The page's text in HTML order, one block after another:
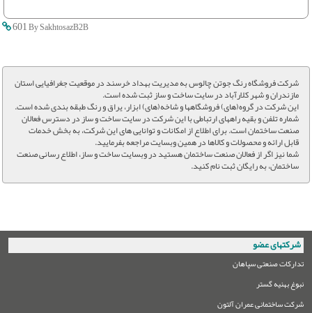
601By SakhtosazB2B
شرکت فروشگاه رنگ جوتن چالوس به مدیریت بهداد خرسند در موقعیت جغرافیایی استان
مازندران و شهر کلارآباد در سایت ساخت و ساز ثبت شده است.
این شرکت در گروه(های) فروشگاهها و شاخه(های) ابزار، یراق و رنگ طبقه بندی شده است.
شماره تلفن و بقیه راههای ارتباطی با این شرکت در سایت ساخت و ساز در دسترس فعالان
صنعت ساختمان است. برای اطلاع از امکانات و توانایی های این شرکت، به بخش خدمات
قابل ارائه و محصولات و کالاها در همین وبسایت مراجعه بفرمایید.
شما نیز اگر از فعالان صنعت ساختمان هستید در وبسایت ساخت و ساز، اطلاع رسانی صنعت
ساختمان، به رایگان ثبت نام کنید.
شرکتهای عضو
تدارکات صنعتی سپاهان
نبوغ بهنیه گستر
شرکت ساختمانی عمران آلتون